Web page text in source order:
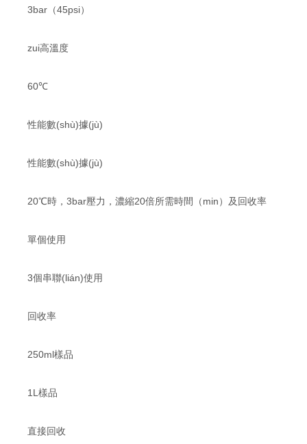
3bar（45psi）
zui高溫度
60℃
性能數(shù)據(jù)
性能數(shù)據(jù)
20℃時，3bar壓力，濃縮20倍所需時間（min）及回收率
單個使用
3個串聯(lián)使用
回收率
250ml樣品
1L樣品
直接回收